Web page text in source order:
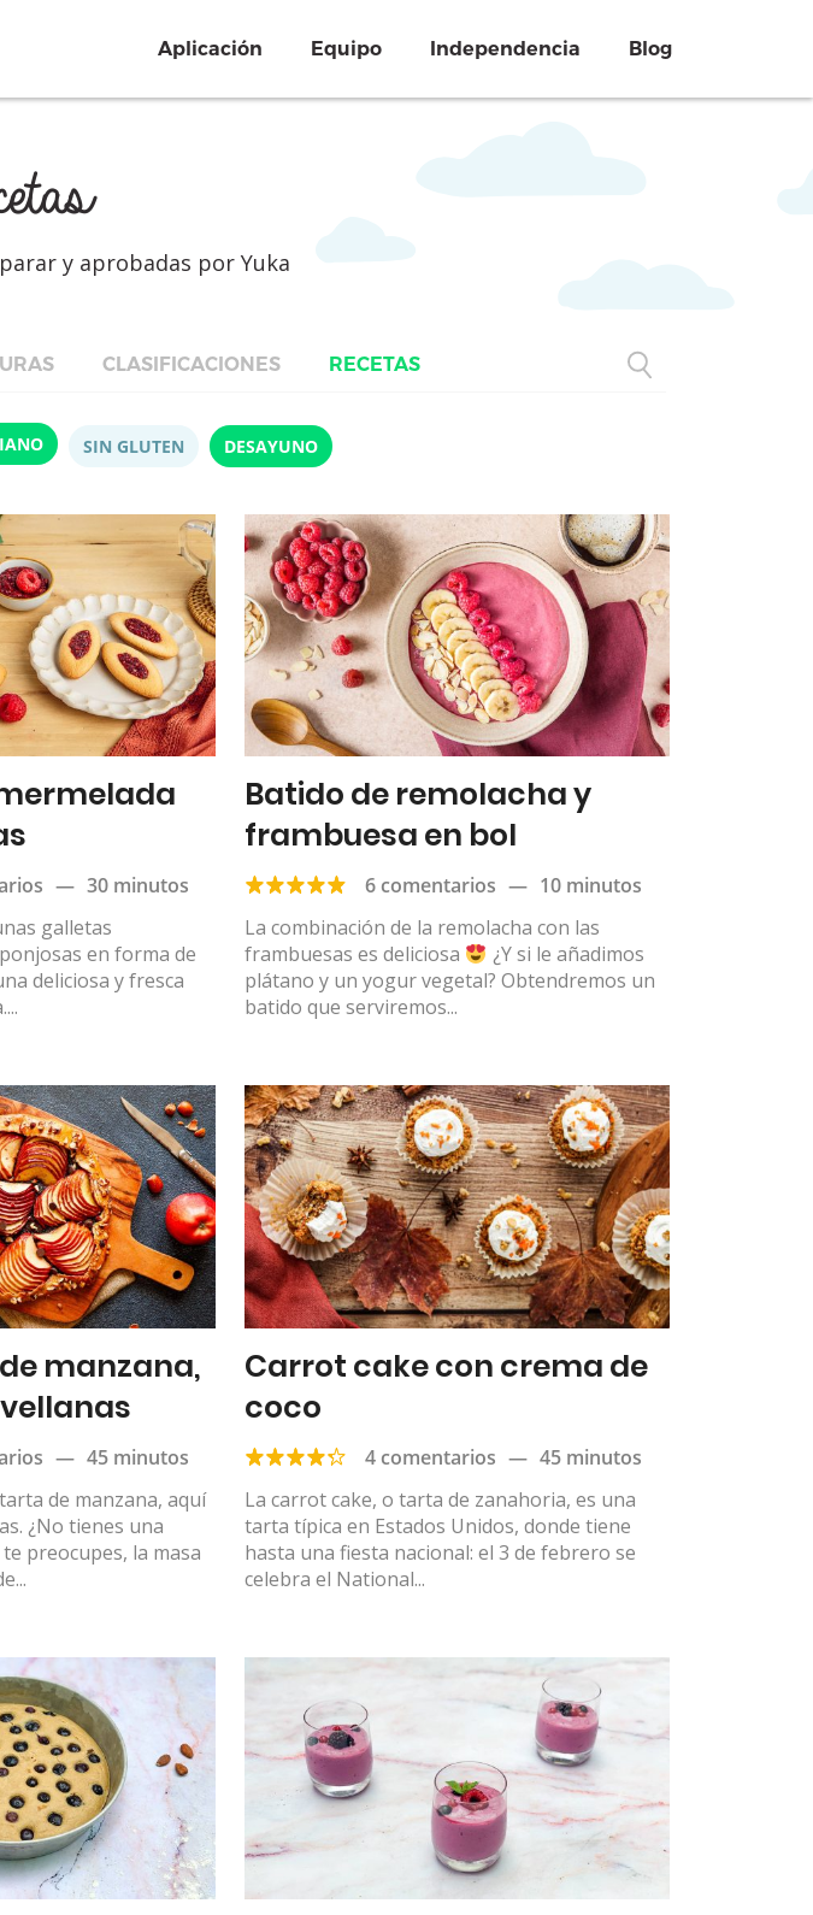
Aplicación Equipo Independencia Blog
y aprobadas por Yuka
CLASIFICACIONES RECETAS
SIN GLUTEN DESAYUNO
— 30 minutos
galletas
en forma de
deliciosa y fresca
Batido de remolacha y
frambuesa en bol
6 comentarios — 10 minutos
La combinación de la remolacha con las
frambuesas es deliciosa
¿Y si le añadimos
plátano y un yogur vegetal? Obtendremos un
batido que serviremos...
manzana,
— 45 minutos
de manzana, aquí
¿No tienes una
preocupes, la masa
Carrot cake con crema de
coco
4 comentarios — 45 minutos
La carrot cake, o tarta de zanahoria, es una
tarta típica en Estados Unidos, donde tiene
hasta una fiesta nacional: el 3 de febrero se
celebra el National...